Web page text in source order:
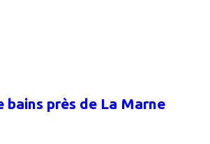
bains près de La Marne